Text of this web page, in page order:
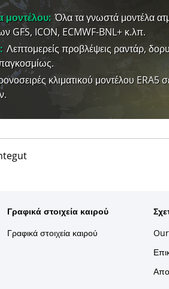
μοντέλου: Όλα τα γνωστά μοντέλα
GFS, ICON, ECMWF-BNL+ κ.λπ.
Λεπτομερείς προβλέψεις ραντάρ,
κλιματικού μοντέλου ERA5
Γραφικά στοιχεία καιρού
Γραφικά στοιχεία καιρού